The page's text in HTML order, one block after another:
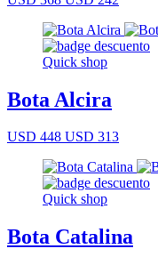
Quick shop
Bota Alcira
USD 448 USD 313
Quick shop
Bota Catalina